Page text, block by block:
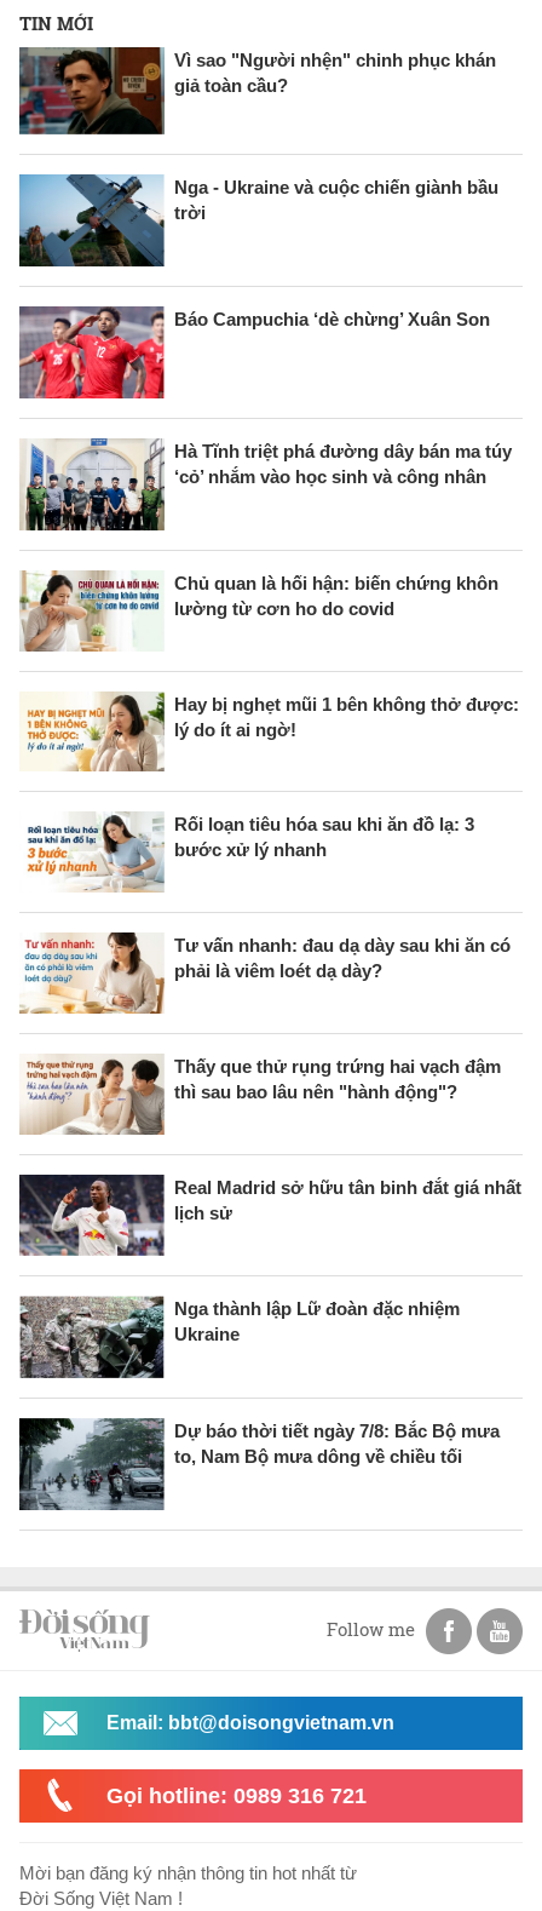
TIN MỚI
Vì sao "Người nhện" chinh phục khán
giả toàn cầu?
Nga - Ukraine và cuộc chiến giành bầu
trời
Báo Campuchia ‘dè chừng’ Xuân Son
Hà Tĩnh triệt phá đường dây bán ma túy
‘cỏ’ nhắm vào học sinh và công nhân
Chủ quan là hối hận: biến chứng khôn
lường từ cơn ho do covid
Hay bị nghẹt mũi 1 bên không thở được:
lý do ít ai ngờ!
Rối loạn tiêu hóa sau khi ăn đồ lạ: 3
bước xử lý nhanh
Tư vấn nhanh: đau dạ dày sau khi ăn có
phải là viêm loét dạ dày?
Thấy que thử rụng trứng hai vạch đậm
thì sau bao lâu nên "hành động"?
Real Madrid sở hữu tân binh đắt giá nhất
lịch sử
Nga thành lập Lữ đoàn đặc nhiệm
Ukraine
Dự báo thời tiết ngày 7/8: Bắc Bộ mưa
to, Nam Bộ mưa dông về chiều tối
Follow me
Email: bbt@doisongvietnam.vn
Gọi hotline: 0989 316 721
Mời bạn đăng ký nhận thông tin hot nhất từ
Đời Sống Việt Nam !